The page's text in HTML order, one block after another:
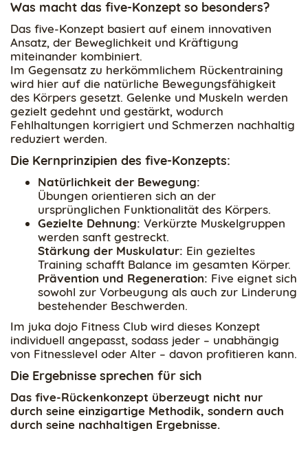
Was macht das five-Konzept so besonders?
Das five-Konzept basiert auf einem innovativen
Ansatz, der Beweglichkeit und Kräftigung
miteinander kombiniert.
Im Gegensatz zu herkömmlichem Rückentraining
wird hier auf die natürliche Bewegungsfähigkeit
des Körpers gesetzt. Gelenke und Muskeln werden
gezielt gedehnt und gestärkt, wodurch
Fehlhaltungen korrigiert und Schmerzen nachhaltig
reduziert werden.
Die Kernprinzipien des five-Konzepts:
Natürlichkeit der Bewegung:
Übungen orientieren sich an der
ursprünglichen Funktionalität des Körpers.
Gezielte Dehnung: Verkürzte Muskelgruppen
werden sanft gestreckt.
Stärkung der Muskulatur: Ein gezieltes
Training schafft Balance im gesamten Körper.
Prävention und Regeneration: Five eignet sich
sowohl zur Vorbeugung als auch zur Linderung
bestehender Beschwerden.
Im juka dojo Fitness Club wird dieses Konzept
individuell angepasst, sodass jeder – unabhängig
von Fitnesslevel oder Alter – davon profitieren kann.
Die Ergebnisse sprechen für sich
Das five-Rückenkonzept überzeugt nicht nur
durch seine einzigartige Methodik, sondern auch
durch seine nachhaltigen Ergebnisse.